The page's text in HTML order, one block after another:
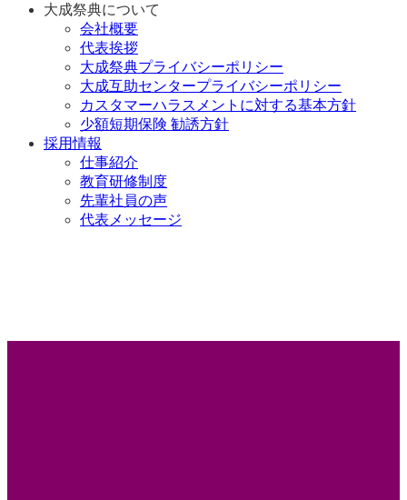
大成祭典について
会社概要
代表挨拶
大成祭典プライバシーポリシー
大成互助センタープライバシーポリシー
カスタマーハラスメントに対する基本方針
少額短期保険 勧誘方針
採用情報
仕事紹介
教育研修制度
先輩社員の声
代表メッセージ